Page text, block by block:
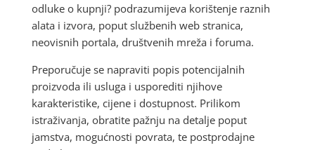
odluke o kupnji? podrazumijeva korištenje raznih
alata i izvora, poput službenih web stranica,
neovisnih portala, društvenih mreža i foruma.
Preporučuje se napraviti popis potencijalnih
proizvoda ili usluga i usporediti njihove
karakteristike, cijene i dostupnost. Prilikom
istraživanja, obratite pažnju na detalje poput
jamstva, mogućnosti povrata, te postprodajne